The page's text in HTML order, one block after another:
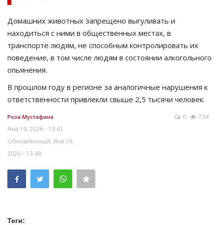
Домашних животных запрещено выгуливать и
находиться с ними в общественных местах, в
транспорте людям, не способным контролировать их
поведение, в том числе людям в состоянии алкогольного
опьянения.
В прошлом году в регионе за аналогичные нарушения к
ответственности привлекли свыше 2,5 тысячи человек.
Роза Мустафина
Янв 19, 2026 - 13:41
Обновленный: Янв 19,
2026 - 13:49
0 734
Теги: